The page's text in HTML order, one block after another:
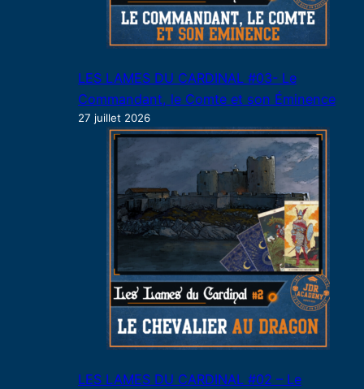
LES LAMES DU CARDINAL #03- Le
Commandant, le Comte et son Éminence
27 juillet 2026
LES LAMES DU CARDINAL #02 – Le